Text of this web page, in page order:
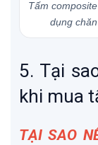
Tấm
dụng
5. Tại
khi mua
TẠI SAO